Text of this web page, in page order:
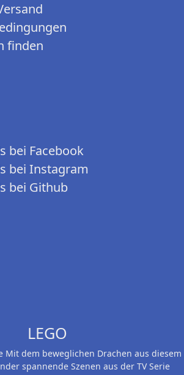
finden
bei Facebook
bei Instagram
bei Github
LEGO
Mit dem beweglichen Drachen aus diesem
spannende Szenen aus der TV Serie